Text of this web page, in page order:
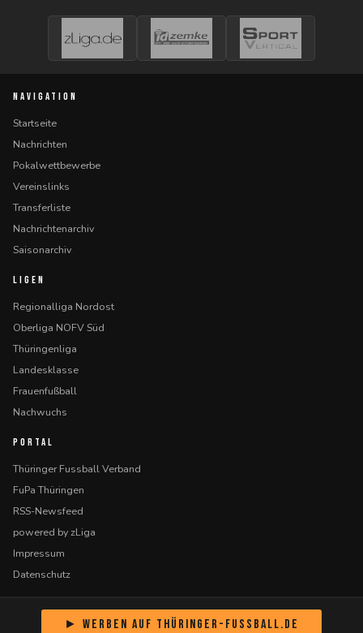
NAVIGATION
Startseite
Nachrichten
Pokalwettbewerbe
Vereinslinks
Transferliste
Nachrichtenarchiv
Saisonarchiv
LIGEN
Regionalliga Nordost
Oberliga NOFV Süd
Thüringenliga
Landesklasse
Frauenfußball
Nachwuchs
PORTAL
Thüringer Fussball Verband
FuPa Thüringen
RSS-Newsfeed
powered by zLiga
Impressum
Datenschutz
► Werben auf Thüringer-Fussball.de